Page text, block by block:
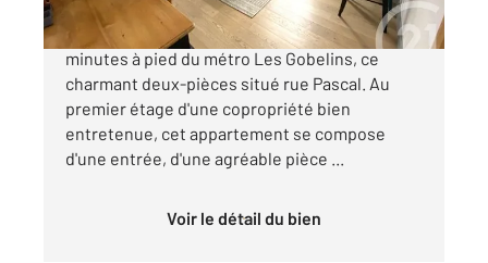
CENTURY 21 Quartier Latin vous propose, à 5
minutes à pied du métro Les Gobelins, ce
charmant deux-pièces situé rue Pascal. Au
premier étage d'une copropriété bien
entretenue, cet appartement se compose
d'une entrée, d'une agréable pièce ...
Voir le détail du bien